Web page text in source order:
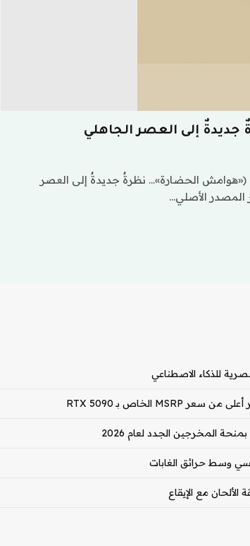
إلى العصر الجاهلي
الحضارة»… نظرةٌ جديدةٌ إلى العصر
المصدر الأصلي…
وسط حرائق الغابات